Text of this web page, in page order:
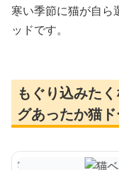
寒い季節に猫が自ら
ッドです。
もぐり込みた
グあったか猫